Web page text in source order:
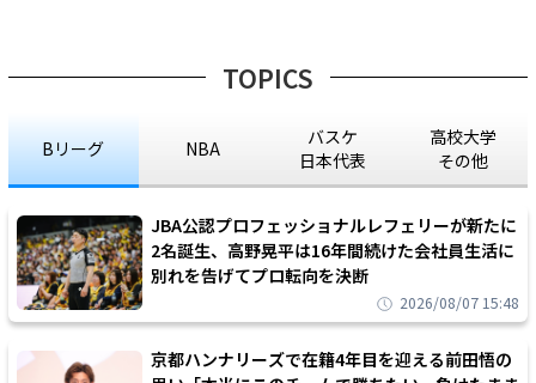
TOPICS
Bリーグ NBA
バスケ
日本代表
高校大学
その他
JBA公認プロフェッショナルレフェリーが新たに
2名誕生、高野晃平は16年間続けた会社員生活に
別れを告げてプロ転向を決断
2026/08/07 15:48
京都ハンナリーズで在籍4年目を迎える前田悟の